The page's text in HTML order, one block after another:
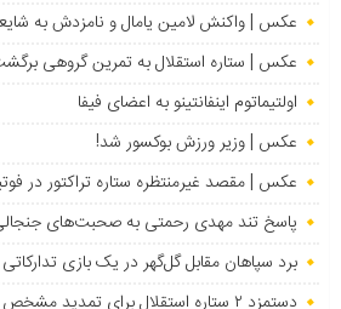
عکس | واکنش لامین یامال و نامزدش به
عکس | ستاره استقلال به تمرین گروهی
اولتیماتوم اینفانتینو به اعضای فیفا
عکس | وزیر ورزش بوکسور شد!
عکس | مقصد غیرمنتظره ستاره تراکتور در
پاسخ تند مهدی رحمتی به صحبت‌های
برد سپاهان مقابل گل‌گهر در یک بازی تدارکاتی
دستمزد ۲ ستاره استقلال برای تمدید مشخص شد